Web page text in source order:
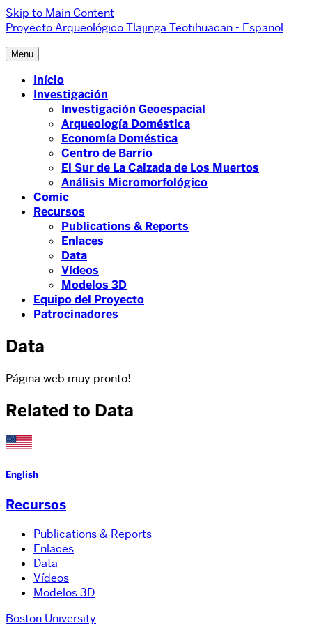
Skip to Main Content
Proyecto Arqueológico Tlajinga Teotihuacan - Espanol
Menu
Início
Investigación
Investigación Geoespacial
Arqueología Doméstica
Economía Doméstica
Centro de Barrio
El Sur de La Calzada de Los Muertos
Análisis Micromorfológico
Comic
Recursos
Publications & Reports
Enlaces
Data
Vídeos
Modelos 3D
Equipo del Proyecto
Patrocinadores
Data
Página web muy pronto!
Related to Data
English
Recursos
Publications & Reports
Enlaces
Data
Vídeos
Modelos 3D
Boston University